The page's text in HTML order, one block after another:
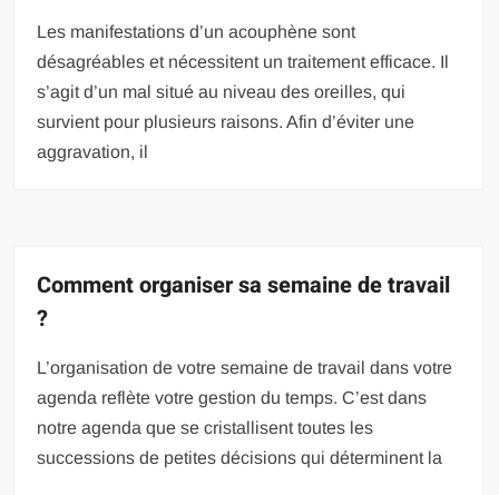
Les manifestations d’un acouphène sont
désagréables et nécessitent un traitement efficace. Il
s’agit d’un mal situé au niveau des oreilles, qui
survient pour plusieurs raisons. Afin d’éviter une
aggravation, il
Comment organiser sa semaine de travail
?
L’organisation de votre semaine de travail dans votre
agenda reflète votre gestion du temps. C’est dans
notre agenda que se cristallisent toutes les
successions de petites décisions qui déterminent la